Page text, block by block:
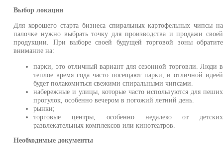
Выбор локации
Для хорошего старта бизнеса спиральных картофельных чипсы на
палочке нужно выбрать точку для производства и продажи своей
продукции. При выборе своей будущей торговой зоны обратите
внимание на:
парки, это отличный вариант для сезонной торговли. Люди в
теплое время года часто посещают парки, и отличной идеей
будет полакомиться свежими спиральными чипсами.
набережные и улицы, которые часто используются для пеших
прогулок, особенно вечером в погожий летний день.
рынки;
торговые центры, особенно недалеко от детских
развлекательных комплексов или кинотеатров.
Необходимые документы